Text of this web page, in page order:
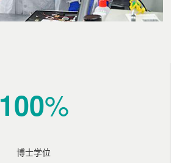
100%
博士学位